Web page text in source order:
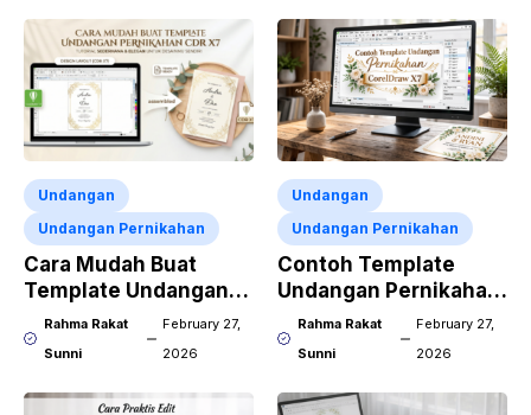
Undangan
Undangan Pernikahan
Cara Mudah Buat
Template Undangan
Pernikahan CDR X7
Rahma Rakat
Sunni
February 27,
2026
Undangan
Undangan Pernikahan
Contoh Template
Undangan Pernikahan
CorelDraw X7
Rahma Rakat
Sunni
February 27,
2026